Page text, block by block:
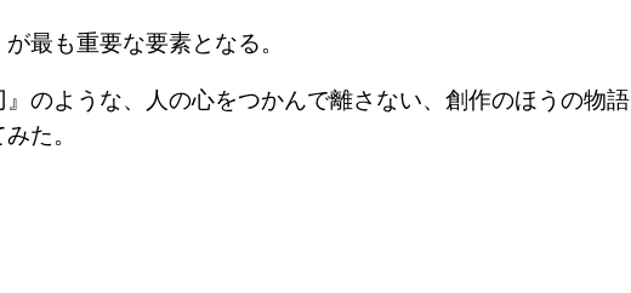
最も重要な要素となる。
のような、人の心をつかんで離さない、創作のほうの物語
た。